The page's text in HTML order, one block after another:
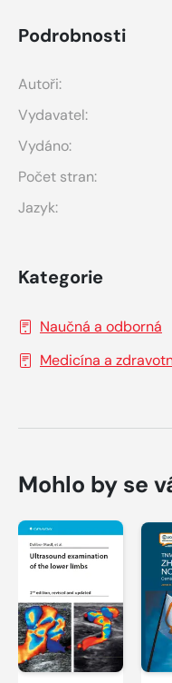
Podrobnosti
Autoři:
Vydavatel:
Vydáno:
Počet stran:
Jazyk:
Kategorie
Naučná a odborná
Medicína a
Mohlo by se